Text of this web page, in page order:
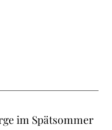
im Spätsommer